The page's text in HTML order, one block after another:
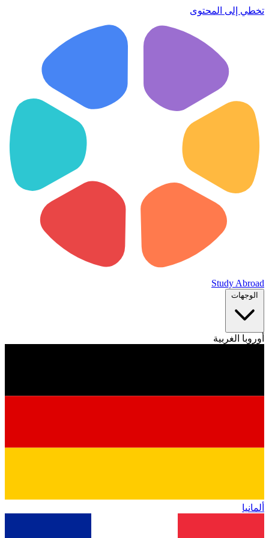
تخطي إلى المحتوى
Study Abroad
الوجهات
أوروبا الغربية
ألمانيا